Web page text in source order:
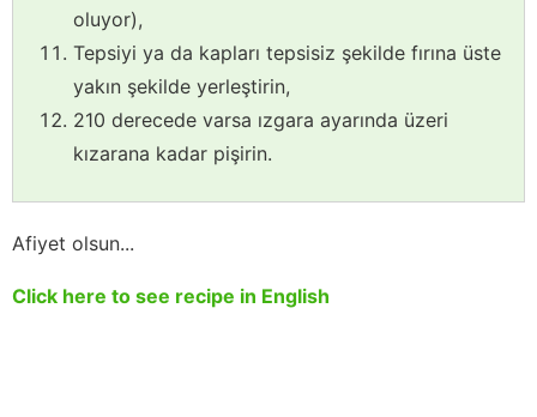
oluyor),
Tepsiyi ya da kapları tepsisiz şekilde fırına üste
yakın şekilde yerleştirin,
210 derecede varsa ızgara ayarında üzeri
kızarana kadar pişirin.
Afiyet olsun...
Click here to see recipe in English